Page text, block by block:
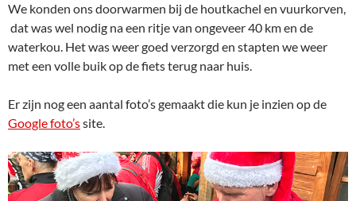
We konden ons doorwarmen bij de houtkachel en vuurkorven,
dat was wel nodig na een ritje van ongeveer 40 km en de
waterkou. Het was weer goed verzorgd en stapten we weer
met een volle buik op de fiets terug naar huis.
Er zijn nog een aantal foto’s gemaakt die kun je inzien op de
Google foto’ssite.